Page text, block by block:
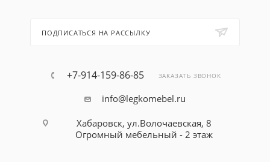
ПОДПИСАТЬСЯ НА РАССЫЛКУ
+7-914-159-86-85 ЗАКАЗАТЬ ЗВОНОК
info@legkomebel.ru
Хабаровск, ул.Волочаевская, 8
Огромный мебельный - 2 этаж